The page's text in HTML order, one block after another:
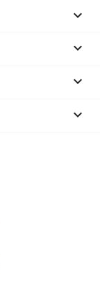


keyboard_arrow_down
